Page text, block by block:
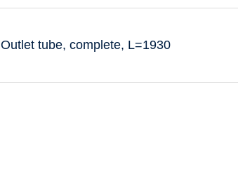
Outlet tube, complete, L=1930